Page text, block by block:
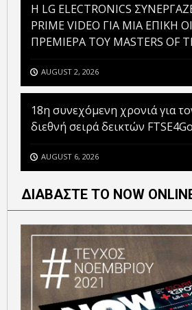
H LG ELECTRONICS
PRIME VIDEO ΓΙΑ ΜΙΑ ΕΠΙΚΗ
ΠΡΕΜΙΕΡΑ ΤΟΥ MASTERS OF
AUGUST 2, 2026
18η συνεχόμενη χρονιά για
διεθνή σειρά δεικτών
AUGUST 6, 2026
ΔΙΑΒΑΣΤΕ ΤΟ NOW